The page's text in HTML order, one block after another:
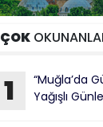
ÇOK
1
“Muğla’da
Yağışlı